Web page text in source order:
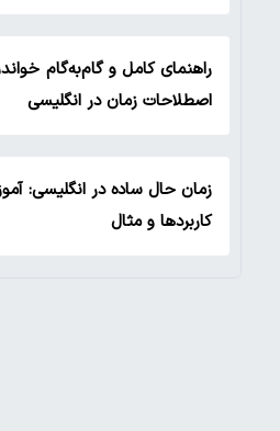
راهنمای کامل و گام‌به‌گام
اصطلاحات زمان در انگلیسی
زمان حال ساده در انگلیسی:
کاربردها و مثال